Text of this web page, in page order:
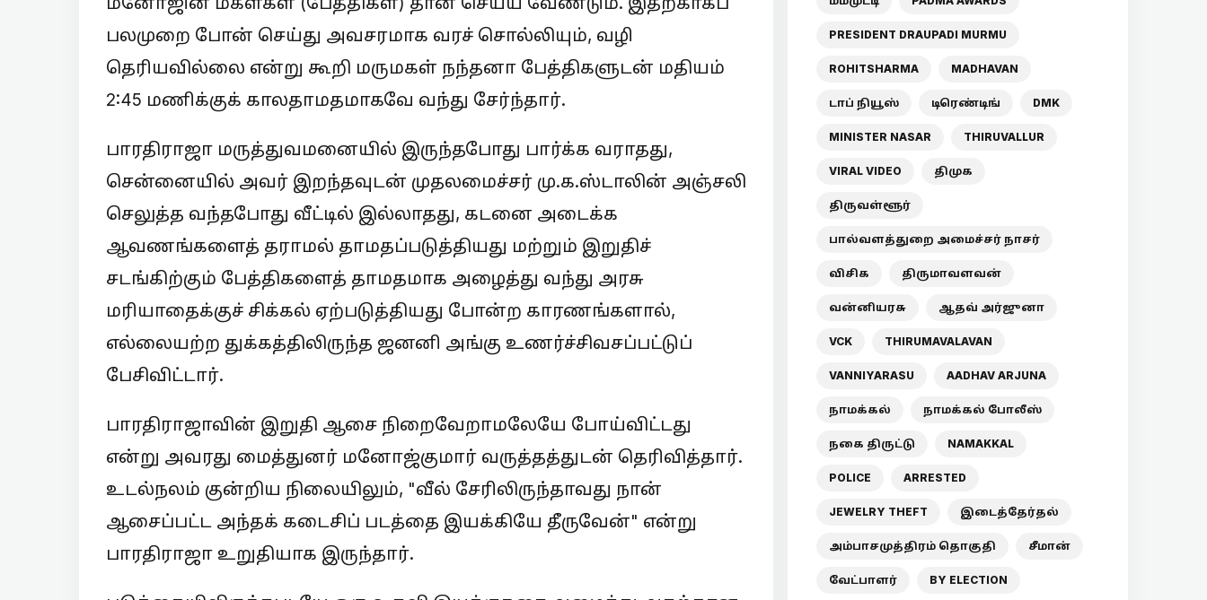
பலமுறை போன் செய்து அவசரமாக வரச் சொல்லியும், வழி
தெரியவில்லை என்று கூறி மருமகள் நந்தனா பேத்திகளுடன் மதியம்
2:45 மணிக்குக் காலதாமதமாகவே வந்து சேர்ந்தார்.
பாரதிராஜா மருத்துவமனையில் இருந்தபோது பார்க்க வராதது,
சென்னையில் அவர் இறந்தவுடன் முதலமைச்சர் மு.க.ஸ்டாலின் அஞ்சலி
செலுத்த வந்தபோது வீட்டில் இல்லாதது, கடனை அடைக்க
ஆவணங்களைத் தராமல் தாமதப்படுத்தியது மற்றும் இறுதிச்
சடங்கிற்கும் பேத்திகளைத் தாமதமாக அழைத்து வந்து அரசு
மரியாதைக்குச் சிக்கல் ஏற்படுத்தியது போன்ற காரணங்களால்,
எல்லையற்ற துக்கத்திலிருந்த ஜனனி அங்கு உணர்ச்சிவசப்பட்டுப்
பேசிவிட்டார்.
பாரதிராஜாவின் இறுதி ஆசை நிறைவேறாமலேயே போய்விட்டது
என்று அவரது மைத்துனர் மனோஜ்குமார் வருத்தத்துடன் தெரிவித்தார்.
உடல்நலம் குன்றிய நிலையிலும், "வீல் சேரிலிருந்தாவது நான்
ஆசைப்பட்ட அந்தக் கடைசிப் படத்தை இயக்கியே தீருவேன்" என்று
பாரதிராஜா உறுதியாக இருந்தார்.
PRESIDENT DRAUPADI MURMU
ROHITSHARMA MADHAVAN
டாப் நியூஸ் டிரெண்டிங் DMK
MINISTER NASAR THIRUVALLUR
VIRAL VIDEO திமுக
திருவள்ளூர்
பால்வளத்துறை அமைச்சர் நாசர்
விசிக திருமாவளவன்
வன்னியரசு ஆதவ் அர்ஜுனா
VCK THIRUMAVALAVAN
VANNIYARASU AADHAV ARJUNA
நாமக்கல் நாமக்கல் போலீஸ்
நகை திருட்டு NAMAKKAL
POLICE ARRESTED
JEWELRY THEFT இடைத்தேர்தல்
அம்பாசமுத்திரம் தொகுதி சீமான்
வேட்பாளர் BY ELECTION